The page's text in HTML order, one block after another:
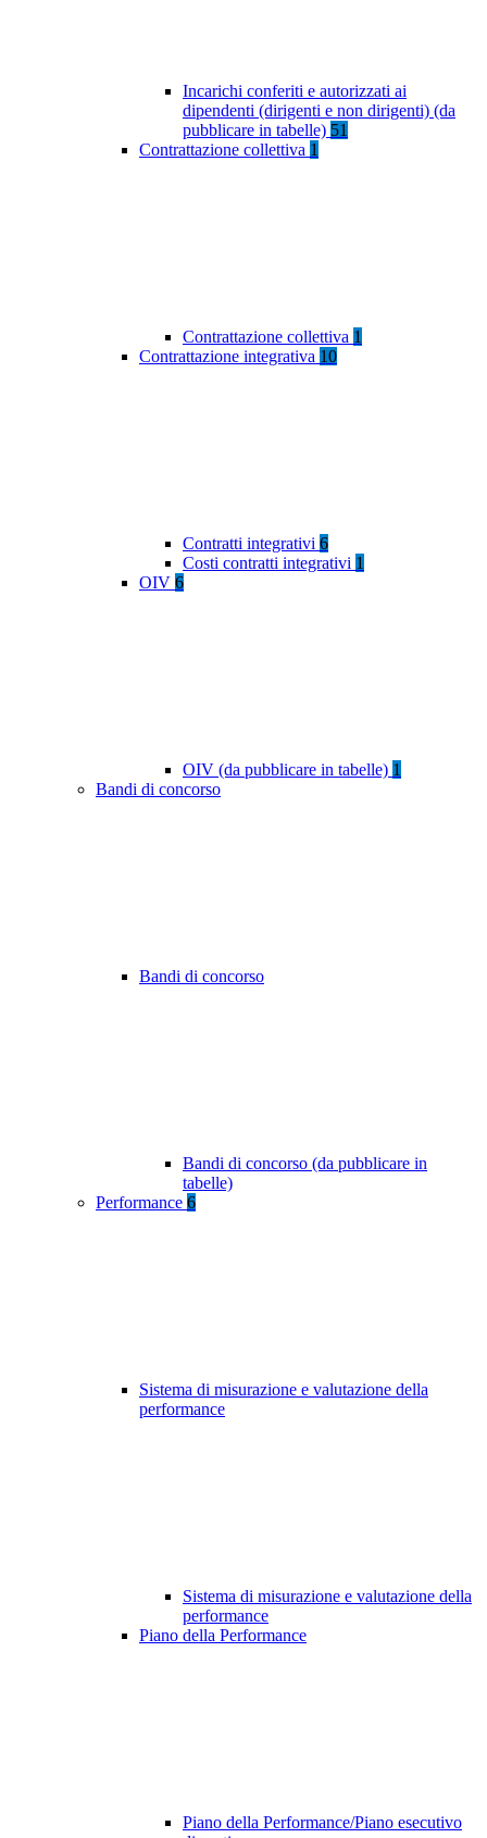
Incarichi conferiti e autorizzati ai
dipendenti (dirigenti e non dirigenti) (da
pubblicare in tabelle) 51
Contrattazione collettiva 1
Contrattazione collettiva 1
Contrattazione integrativa 10
Contratti integrativi 6
Costi contratti integrativi 1
OIV 6
OIV (da pubblicare in tabelle) 1
Bandi di concorso
Bandi di concorso
Bandi di concorso (da pubblicare in
tabelle)
Performance 6
Sistema di misurazione e valutazione della
performance
Sistema di misurazione e valutazione della
performance
Piano della Performance
Piano della Performance/Piano esecutivo